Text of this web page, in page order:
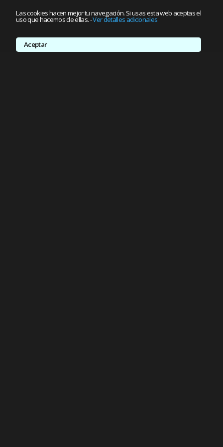
Las cookies hacen mejor tu navegación. Si usas esta web aceptas el
uso que hacemos de ellas.-Ver detalles adicionales
Aceptar